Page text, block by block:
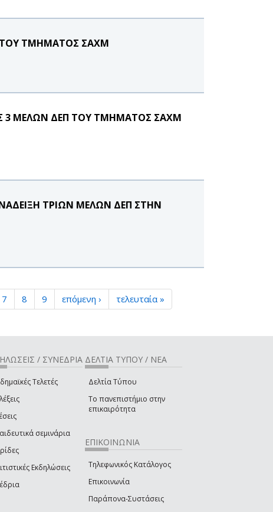
ΤΟΥ ΤΜΗΜΑΤΟΣ ΣΑΧΜ
3 ΜΕΛΩΝ ΔΕΠ ΤΟΥ ΤΜΗΜΑΤΟΣ ΣΑΧΜ
ΤΡΙΩΝ ΜΕΛΩΝ ΔΕΠ ΣΤΗΝ
7 8 9 επόμενη › τελευταία »
/ ΣΥΝΕΔΡΙΑ
Τελετές
σεμινάρια
Εκδηλώσεις
ΔΕΛΤΙΑ ΤΥΠΟΥ / ΝΕΑ
Δελτία Τύπου
Το πανεπιστήμιο στην
επικαιρότητα
ΕΠΙΚΟΙΝΩΝΙΑ
Τηλεφωνικός Κατάλογος
Επικοινωνία
Παράπονα-Συστάσεις